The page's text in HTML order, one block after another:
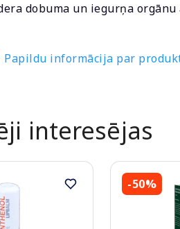
dobuma un iegurņa orgānu
Papildu informācija par
interesējas
-50%